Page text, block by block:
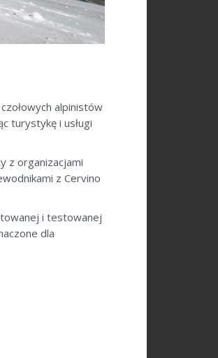
alpinistów
turystykę i usługi
z organizacjami
z Cervino
i testowanej
dla